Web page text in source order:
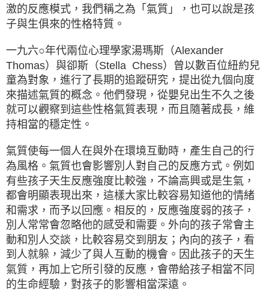
激的反應模式，我們稱之為「氣質」，也可以說是孩
子與生俱來的性格特質。
一九六○年代兩位心理學家湯瑪斯（Alexander
Thomas）與卻斯（Stella Chess）曾以數百位紐約兒
童為對象，進行了長期的追蹤研究，提出從九個向度
來描述氣質的概念。他們發現，從嬰兒出生不久之後
就可以觀察到這些性格氣質表現，而且隨著成長，維
持相當的穩定性。
氣質使每一個人在與外在環境互動時，產生自己的行
為風格。氣質也會影響別人對自己的反應方式。例如
有些孩子天生反應強度比較強，不論高興或是生氣，
都會明顯表現出來，這樣大家比較容易知道他的情緒
和需求，而予以回應。相反的，反應強度弱的孩子，
別人常常會忽略他的感受和需要。外向的孩子常會主
動和別人交談，比較容易交到朋友；內向的孩子，看
到人就躲，減少了與人互動的機會。因此孩子的天生
氣質，再加上它所引發的反應，會帶給孩子相當不同
的生命經驗，對孩子的影響相當深遠。